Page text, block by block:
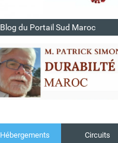
Blog du Portail Sud Maroc
Hébergements Circuits